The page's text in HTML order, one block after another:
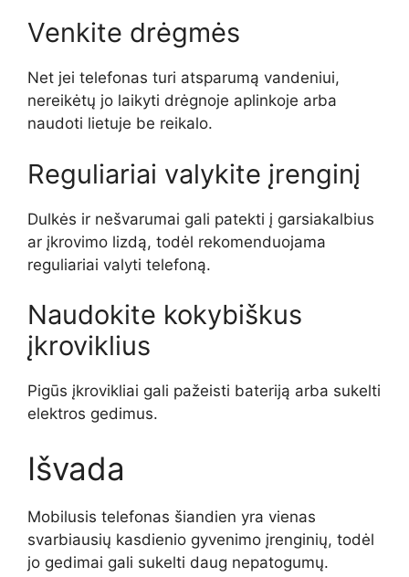
Venkite drėgmės
Net jei telefonas turi atsparumą vandeniui,
nereikėtų jo laikyti drėgnoje aplinkoje arba
naudoti lietuje be reikalo.
Reguliariai valykite įrenginį
Dulkės ir nešvarumai gali patekti į garsiakalbius
ar įkrovimo lizdą, todėl rekomenduojama
reguliariai valyti telefoną.
Naudokite kokybiškus
įkroviklius
Pigūs įkrovikliai gali pažeisti bateriją arba sukelti
elektros gedimus.
Išvada
Mobilusis telefonas šiandien yra vienas
svarbiausių kasdienio gyvenimo įrenginių, todėl
jo gedimai gali sukelti daug nepatogumų.